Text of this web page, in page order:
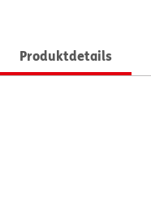
Produktdetails